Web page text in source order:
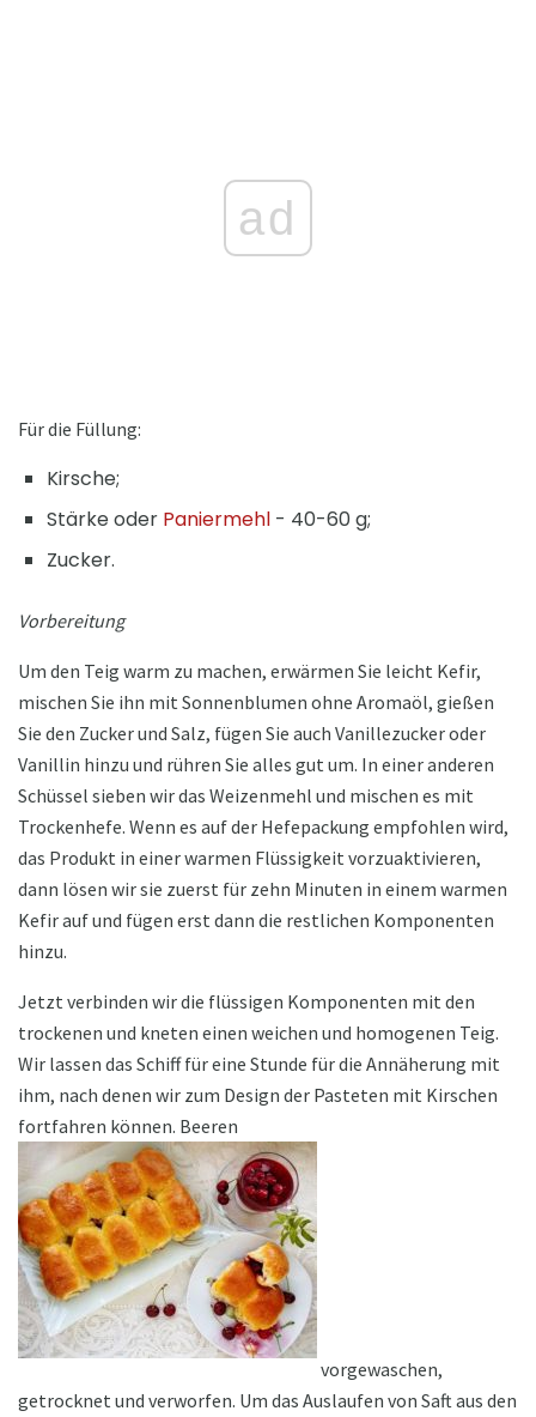
ad
Für die Füllung:
Kirsche;
Stärke oder Paniermehl - 40-60 g;
Zucker.
Vorbereitung
Um den Teig warm zu machen, erwärmen Sie leicht Kefir,
mischen Sie ihn mit Sonnenblumen ohne Aromaöl, gießen
Sie den Zucker und Salz, fügen Sie auch Vanillezucker oder
Vanillin hinzu und rühren Sie alles gut um. In einer anderen
Schüssel sieben wir das Weizenmehl und mischen es mit
Trockenhefe. Wenn es auf der Hefepackung empfohlen wird,
das Produkt in einer warmen Flüssigkeit vorzuaktivieren,
dann lösen wir sie zuerst für zehn Minuten in einem warmen
Kefir auf und fügen erst dann die restlichen Komponenten
hinzu.
Jetzt verbinden wir die flüssigen Komponenten mit den
trockenen und kneten einen weichen und homogenen Teig.
Wir lassen das Schiff für eine Stunde für die Annäherung mit
ihm, nach denen wir zum Design der Pasteten mit Kirschen
fortfahren können. Beeren
vorgewaschen,
getrocknet und verworfen. Um das Auslaufen von Saft aus den